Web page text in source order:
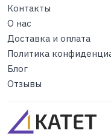
Контакты
О нас
Доставка и оплата
Политика
Блог
Отзывы